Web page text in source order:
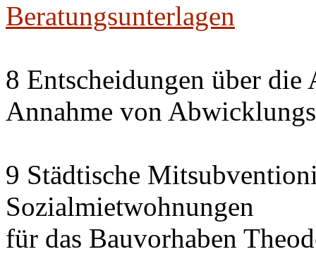
Beratungsunterlagen
8 Entscheidungen über
Annahme von
9 Städtische
Sozialmietwohnungen
für das Bauvorhaben